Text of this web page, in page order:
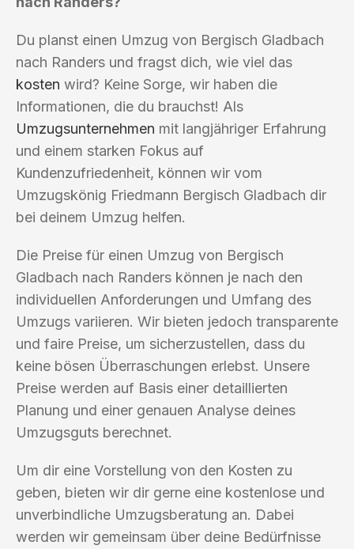
Du planst einen Umzug von Bergisch Gladbach
nach Randers und fragst dich, wie viel das
kosten wird? Keine Sorge, wir haben die
Informationen, die du brauchst! Als
Umzugsunternehmen mit langjähriger Erfahrung
und einem starken Fokus auf
Kundenzufriedenheit, können wir vom
Umzugskönig Friedmann Bergisch Gladbach dir
bei deinem Umzug helfen.
Die Preise für einen Umzug von Bergisch
Gladbach nach Randers können je nach den
individuellen Anforderungen und Umfang des
Umzugs variieren. Wir bieten jedoch transparente
und faire Preise, um sicherzustellen, dass du
keine bösen Überraschungen erlebst. Unsere
Preise werden auf Basis einer detaillierten
Planung und einer genauen Analyse deines
Umzugsguts berechnet.
Um dir eine Vorstellung von den Kosten zu
geben, bieten wir dir gerne eine kostenlose und
unverbindliche Umzugsberatung an. Dabei
werden wir gemeinsam über deine Bedürfnisse